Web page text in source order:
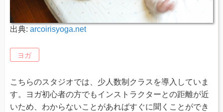
出典: arcoirisyoga.net
ヨガ
こちらのスタジオでは、少人数制クラスを導入していま
す。ヨガ初心者の方でもインストラクターとの距離が近
いため、わからないことがあればすぐに聞くことができ